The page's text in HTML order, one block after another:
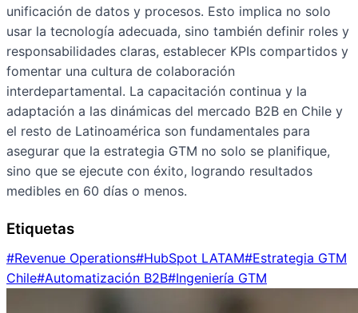
unificación de datos y procesos. Esto implica no solo
usar la tecnología adecuada, sino también definir roles y
responsabilidades claras, establecer KPIs compartidos y
fomentar una cultura de colaboración
interdepartamental. La capacitación continua y la
adaptación a las dinámicas del mercado B2B en Chile y
el resto de Latinoamérica son fundamentales para
asegurar que la estrategia GTM no solo se planifique,
sino que se ejecute con éxito, logrando resultados
medibles en 60 días o menos.
Etiquetas
#Revenue Operations#HubSpot LATAM#Estrategia GTM
Chile#Automatización B2B#Ingeniería GTM